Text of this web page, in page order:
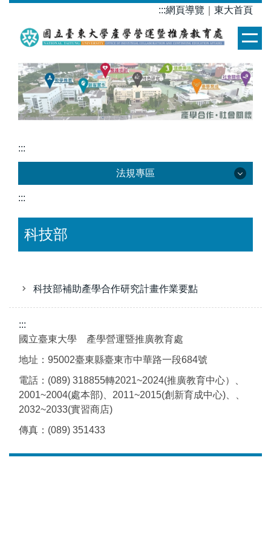
:::網頁導覽 東大首頁
:::
法規專區
法規專區
教育部
產推處
科技部
檢查申報結果
:::
科技部
科技部補助產學合作研究計畫作業要點
:::
國立臺東大學 產學營運暨推廣教育處
地址：95002臺東縣臺東市中華路一段684號
電話：(089) 318855轉2021~2024(推廣教育中心）、
2001~2004(處本部)、2011~2015(創新育成中心)、、
2032~2033(實習商店)
傳真：(089) 351433